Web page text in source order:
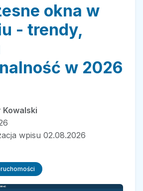
okna w
- trendy,
w 2026
Kowalski
wpisu 02.08.2026